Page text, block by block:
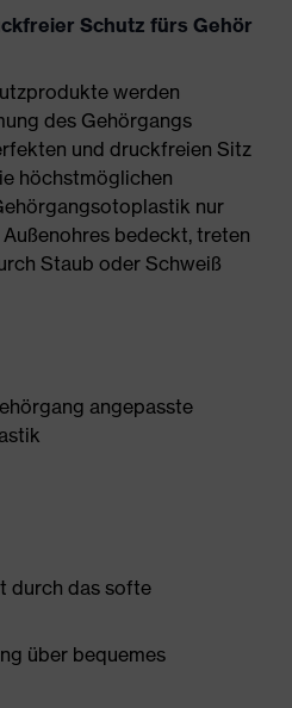
Schutz fürs Gehör
werden
des Gehörgangs
und druckfreien Sitz
höchstmöglichen
nur
bedeckt, treten
Staub oder Schweiß
angepasste
durch das softe
über bequemes